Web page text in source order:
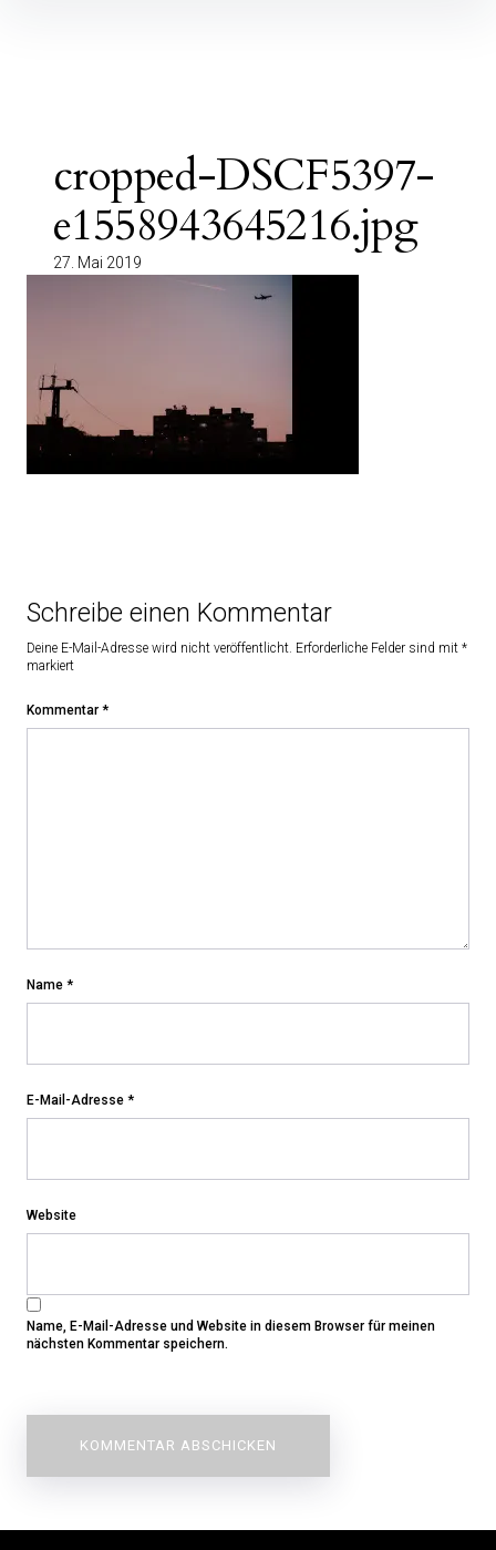
cropped-DSCF5397-
e1558943645216.jpg
27. Mai 2019
Schreibe einen Kommentar
Deine E-Mail-Adresse wird nicht veröffentlicht. Erforderliche Felder sind mit *
markiert
Kommentar *
Name *
E-Mail-Adresse *
Website
Name, E-Mail-Adresse und Website in diesem Browser für meinen
nächsten Kommentar speichern.